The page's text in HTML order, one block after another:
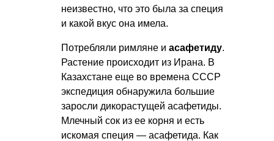
неизвестно, что это была за специя
и какой вкус она имела.
Потребляли римляне и асафетиду.
Растение происходит из Ирана. В
Казахстане еще во времена СССР
экспедиция обнаружила большие
заросли дикорастущей асафетиды.
Млечный сок из ее корня и есть
искомая специя — асафетида. Как